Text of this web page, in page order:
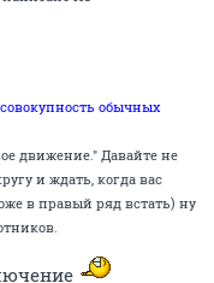
обычных
движение." Давайте не
и ждать, когда вас
в правый ряд встать) ну